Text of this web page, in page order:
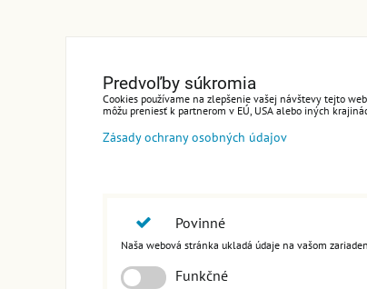
Predvoľby súkromia
Cookies používame na zlepšenie vašej návštevy tejto
môžu preniesť k partnerom v EÚ, USA alebo iných
Zásady ochrany osobných údajov
Povinné
Naša webová stránka ukladá údaje na vašom
Funkčné